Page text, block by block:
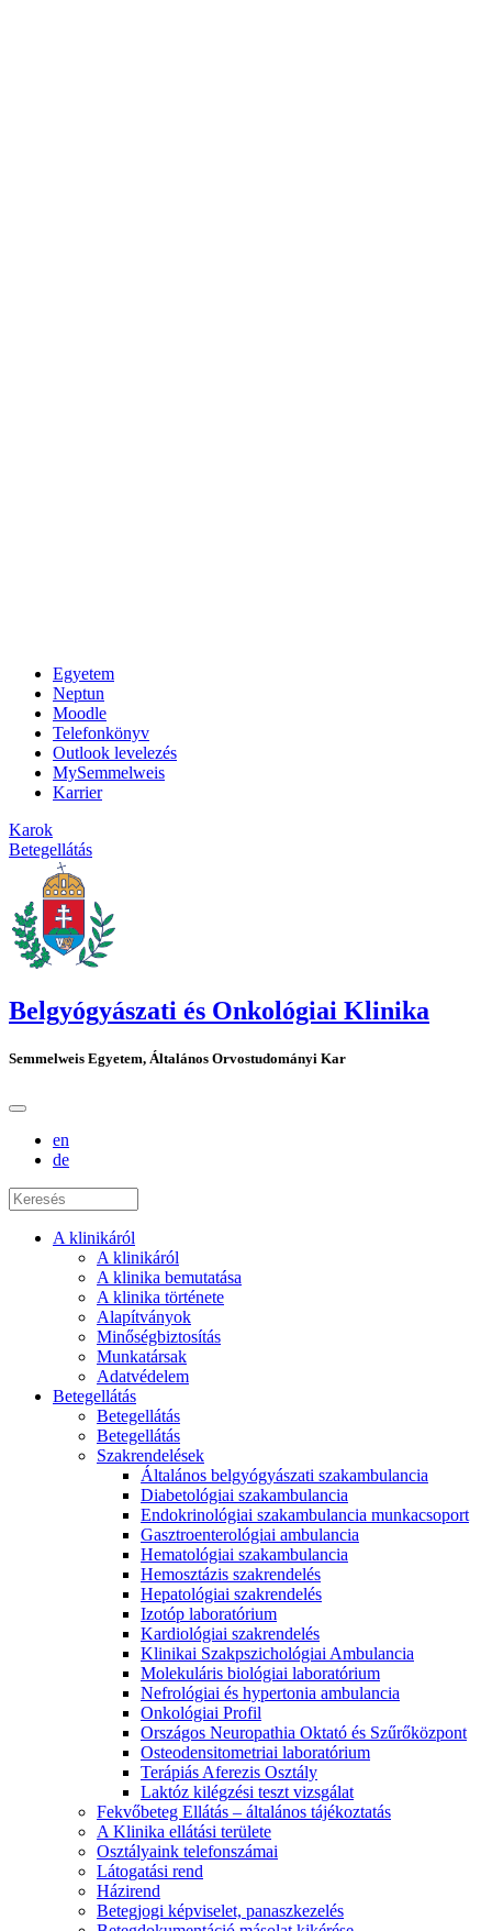
Egyetem
Neptun
Moodle
Telefonkönyv
Outlook levelezés
MySemmelweis
Karrier
Karok
Betegellátás
Belgyógyászati és Onkológiai Klinika
Semmelweis Egyetem, Általános Orvostudományi Kar
en
de
A klinikáról
A klinikáról
A klinika bemutatása
A klinika története
Alapítványok
Minőségbiztosítás
Munkatársak
Adatvédelem
Betegellátás
Betegellátás
Betegellátás
Szakrendelések
Általános belgyógyászati szakambulancia
Diabetológiai szakambulancia
Endokrinológiai szakambulancia munkacsoport
Gasztroenterológiai ambulancia
Hematológiai szakambulancia
Hemosztázis szakrendelés
Hepatológiai szakrendelés
Izotóp laboratórium
Kardiológiai szakrendelés
Klinikai Szakpszichológiai Ambulancia
Molekuláris biológiai laboratórium
Nefrológiai és hypertonia ambulancia
Onkológiai Profil
Országos Neuropathia Oktató és Szűrőközpont
Osteodensitometriai laboratórium
Terápiás Aferezis Osztály
Laktóz kilégzési teszt vizsgálat
Fekvőbeteg Ellátás – általános tájékoztatás
A Klinika ellátási területe
Osztályaink telefonszámai
Látogatási rend
Házirend
Betegjogi képviselet, panaszkezelés